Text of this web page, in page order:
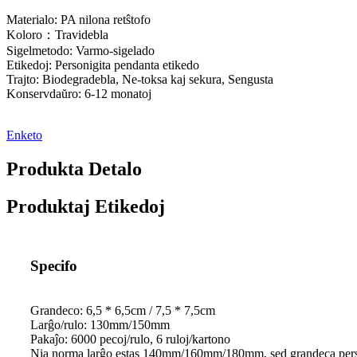
Materialo: PA nilona retŝtofo
Koloro：Travidebla
Sigelmetodo: Varmo-sigelado
Etikedoj: Personigita pendanta etikedo
Trajto: Biodegradebla, Ne-toksa kaj sekura, Sengusta
Konservdaŭro: 6-12 monatoj
Enketo
Produkta Detalo
Produktaj Etikedoj
Specifo
Grandeco: 6,5 * 6,5cm / 7,5 * 7,5cm
Larĝo/rulo: 130mm/150mm
Pakaĵo: 6000 pecoj/rulo, 6 ruloj/kartono
Nia norma larĝo estas 140mm/160mm/180mm, sed grandeca